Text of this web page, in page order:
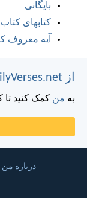
بایگانی
کتابهای
آیه معروف
از DailyVerses.net پشتیبانی کنید
به من کمک کنید تا
درباره من